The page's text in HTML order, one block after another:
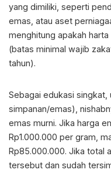
yang dimiliki, seperti
emas, atau aset
menghitung apakah
(batas minimal wajib
tahun).
Sebagai edukasi singkat,
simpanan/emas),
emas murni. Jika harga
Rp1.000.000 per gram,
Rp85.000.000. Jika total
tersebut dan sudah